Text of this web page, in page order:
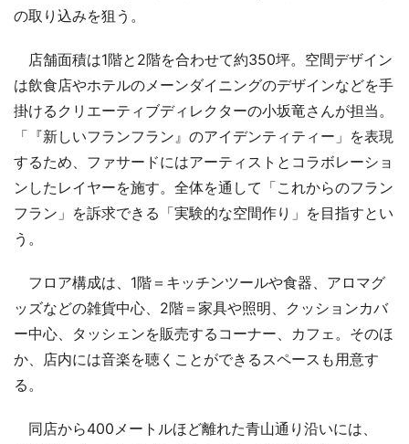
の取り込みを狙う。
店舗面積は1階と2階を合わせて約350坪。空間デザイン
は飲食店やホテルのメーンダイニングのデザインなどを手
掛けるクリエーティブディレクターの小坂竜さんが担当。
「『新しいフランフラン』のアイデンティティー」を表現
するため、ファサードにはアーティストとコラボレーショ
ンしたレイヤーを施す。全体を通して「これからのフラン
フラン」を訴求できる「実験的な空間作り」を目指すとい
う。
フロア構成は、1階＝キッチンツールや食器、アロマグ
ッズなどの雑貨中心、2階＝家具や照明、クッションカバ
ー中心、タッシェンを販売するコーナー、カフェ。そのほ
か、店内には音楽を聴くことができるスペースも用意す
る。
同店から400メートルほど離れた青山通り沿いには、